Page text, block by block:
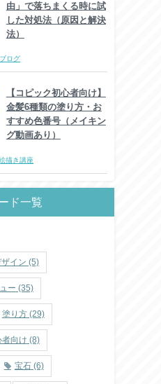
由」で落ちまくる時に試
した対処法（原因と解決
法）
ログ
【コピック初心者向け】
金髪6種類の塗り方・お
すすめ色番号（メイキン
グ動画あり）
描き講座
ド一覧
ー (35)
塗り方(29)
者向け (8)
宝石(6)
イン (5)